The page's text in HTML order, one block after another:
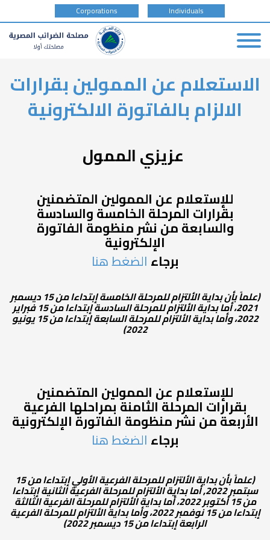
main
type
Corporations Individuals
الاستعلام عن الممولين بقرارات
الالزام بالفاتورة الالكترونية
عزيزي الممول
للإستعلام عن الممولين المتضمنين
بقرارات المرحلة الخامسة والسادسة
والسابعة من نشر منظومة الفاتورة
الإلكترونية
برجاء الضغط هنا
(علماً بأن بداية الألتزام للمرحلة الخامسة إبتداءا من 15 ديسمبر
2021، أما بداية الألتزام للمرحلة السادسة إبتداءا من 15 فبراير
2022، وأما بداية الألتزام للمرحلة السابعة إبتداءا من 15 يونيو
2022)
للإستعلام عن الممولين المتضمنين
بقرارات المرحلة الثامنة بمراحلها الفرعية
الأربعة من نشر منظومة الفاتورة الإلكترونية
برجاء الضغط هنا
(علماً بأن بداية الألتزام للمرحلة الفرعية الأولي إبتداءا من 15
سبتمبر 2022, أما بداية الألتزام للمرحلة الفرعية الثانية إبتداءا
من 15 أكتوبر 2022، أما بداية الألتزام للمرحلة الفرعية الثالثة
إبتداءا من 15 نوفمبر 2022، وأما بداية الألتزام للمرحلة الفرعية
الرابعة إبتداءا من 15 ديسمبر 2022)